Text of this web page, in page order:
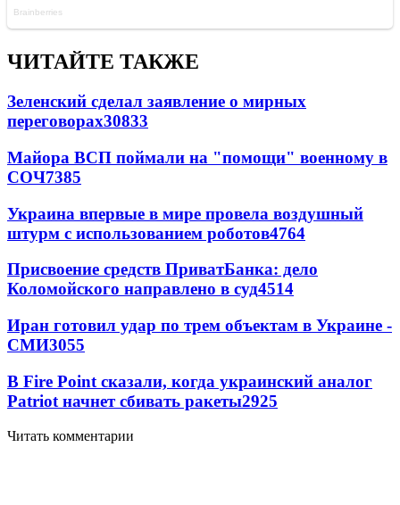
ЧИТАЙТЕ ТАКЖЕ
Зеленский сделал заявление о мирных
переговорах30833
Майора ВСП поймали на "помощи" военному в
СОЧ7385
Украина впервые в мире провела воздушный
штурм с использованием роботов4764
Присвоение средств ПриватБанка: дело
Коломойского направлено в суд4514
Иран готовил удар по трем объектам в Украине -
СМИ3055
В Fire Point сказали, когда украинский аналог
Patriot начнет сбивать ракеты2925
Читать комментарии